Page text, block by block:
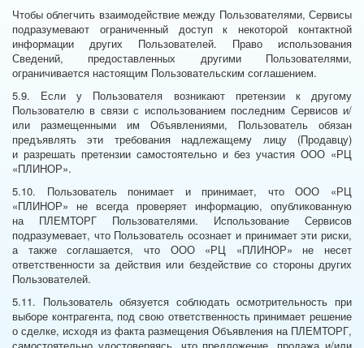
Чтобы облегчить взаимодействие между Пользователями, Сервисы
подразумевают ограниченный доступ к некоторой контактной
информации других Пользователей. Право использования
Сведений, предоставленных другими Пользователями,
ограничивается настоящим Пользовательским соглашением.
5.9. Если у Пользователя возникают претензии к другому
Пользователю в связи с использованием последним Сервисов и/
или размещенными им Объявлениями, Пользователь обязан
предъявлять эти требования надлежащему лицу (Продавцу)
и разрешать претензии самостоятельно и без участия ООО «РЦ
«ПЛИНОР».
5.10. Пользователь понимает и принимает, что ООО «РЦ
«ПЛИНОР» не всегда проверяет информацию, опубликованную
на ПЛЕМТОРГ Пользователями. Использование Сервисов
подразумевает, что Пользователь осознает и принимает эти риски,
а также соглашается, что ООО «РЦ «ПЛИНОР» не несет
ответственности за действия или бездействие со стороны других
Пользователей.
5.11. Пользователь обязуется соблюдать осмотрительность при
выборе контрагента, под свою ответственность принимает решение
о сделке, исходя из факта размещения Объявления на ПЛЕМТОРГ,